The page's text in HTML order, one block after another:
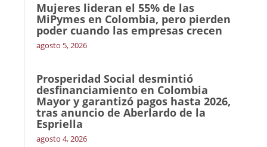
Mujeres lideran el 55% de las
MiPymes en Colombia, pero pierden
poder cuando las empresas crecen
agosto 5, 2026
Prosperidad Social desmintió
desfinanciamiento en Colombia
Mayor y garantizó pagos hasta 2026,
tras anuncio de Aberlardo de la
Espriella
agosto 4, 2026